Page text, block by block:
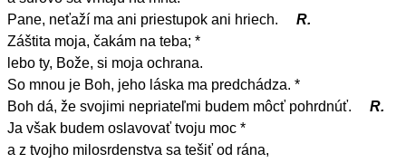
Pane, neťaží ma ani priestupok ani hriech.
R.
Záštita moja, čakám na teba; *
lebo ty, Bože, si moja ochrana.
So mnou je Boh, jeho láska ma predchádza. *
Boh dá, že svojimi nepriateľmi budem môcť pohrdnúť.
R.
Ja však budem oslavovať tvoju moc *
a z tvojho milosrdenstva sa tešiť od rána,